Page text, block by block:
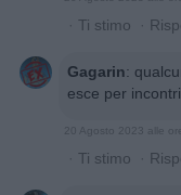
· Ti stimo ·
Gagarin:
esce per
20 Agosto 2023 alle
· Ti stimo ·